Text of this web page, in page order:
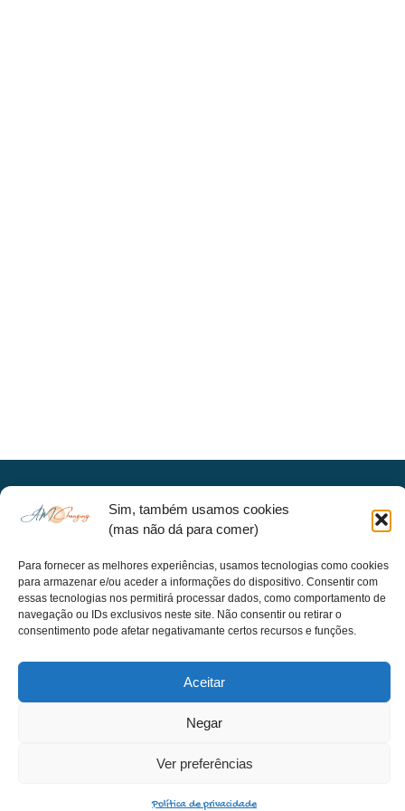
Sim, também usamos cookies
(mas não dá para comer)
Para fornecer as melhores experiências, usamos tecnologias como cookies
para armazenar e/ou aceder a informações do dispositivo. Consentir com
essas tecnologias nos permitirá processar dados, como comportamento de
navegação ou IDs exclusivos neste site. Não consentir ou retirar o
consentimento pode afetar negativamante certos recursos e funções.
Aceitar
Negar
Ver preferências
Política de privacidade
Todos os direitos reservados